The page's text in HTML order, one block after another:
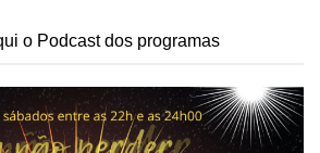
o Podcast dos programas